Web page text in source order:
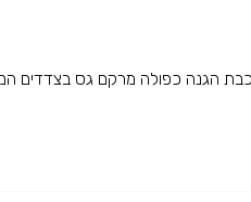
הגנה כפולה מרקם גס בצדדים